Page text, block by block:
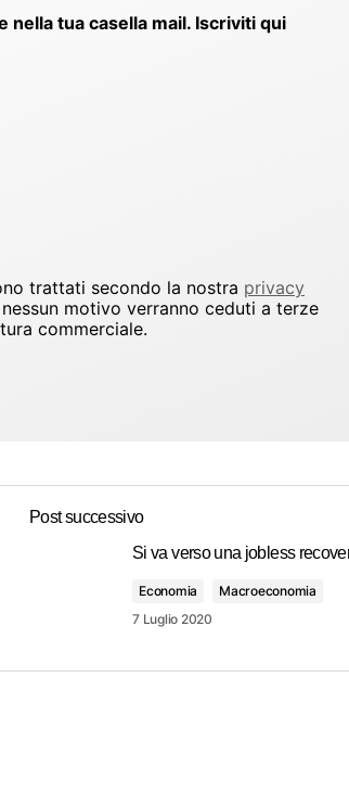
tua casella mail. Iscriviti qui
trattati secondo la nostra privacy
motivo verranno ceduti a terze
commerciale.
Post successivo
Si va verso una jobless
Economia
Macroeconomia
7 Luglio 2020